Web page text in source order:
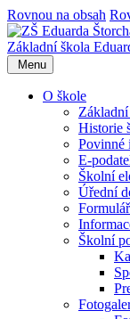
Rovnou na obsah
Základní škola
Menu
O škole
Historie
Povinné
E-
Školní
Úřední
Školní